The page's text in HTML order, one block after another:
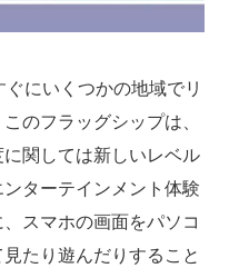
にいくつかの地域でリ
のフラッグシップは、
関しては新しいレベル
ターテインメント体験
スマホの画面をパソコ
たり遊んだりすること